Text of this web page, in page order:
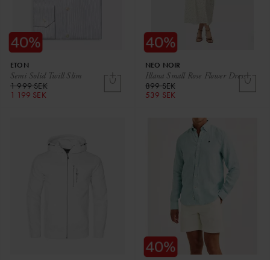
Semi Solid Twill Slim
ETON
1 999 SEK
1 199 SEK
Illana Small Rose Flower Dress
NEO NOIR
899 SEK
539 SEK